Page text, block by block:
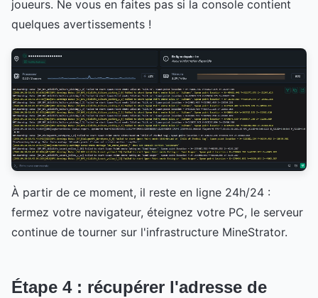
joueurs. Ne vous en faites pas si la console contient
quelques avertissements !
À partir de ce moment, il reste en ligne 24h/24 :
fermez votre navigateur, éteignez votre PC, le serveur
continue de tourner sur l'infrastructure MineStrator.
Étape 4 : récupérer l'adresse de